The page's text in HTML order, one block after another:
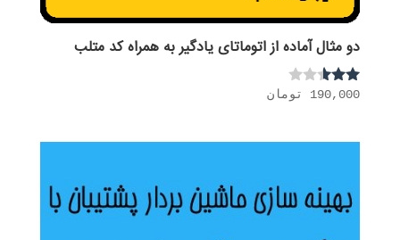
دو مثال آماده از اتوماتای یادگیر به همراه کد متلب
نمره
190,000 تومان